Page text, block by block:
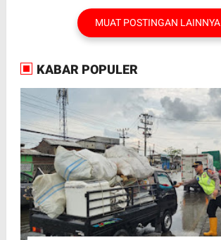
MUAT POSTINGAN LAINNYA
KABAR POPULER